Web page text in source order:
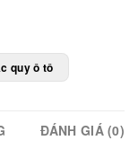
quy ô tô
ĐÁNH GIÁ (0)